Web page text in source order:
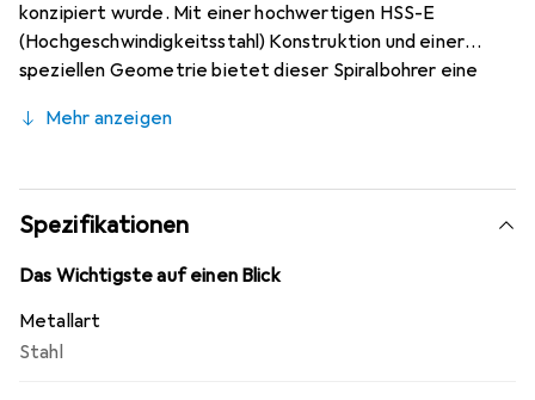
konzipiert wurde. Mit einer hochwertigen HSS-E
(Hochgeschwindigkeitsstahl) Konstruktion und einer
speziellen Geometrie bietet dieser Spiralbohrer eine
Einsatz in rost-, säure- und hitzebeständigen Stählen
Grad, der eine effiziente Spanabnahme ermöglicht und
die Bearbeitung von Materialien mit hoher
Kaltverfestigung erleichtert. Die DIN 338 Norm
gewährleistet, dass der Bohrer den industriellen
bietet. Mit einer Länge von 70 mm und einem
Durchmesser von 3.4 mm ist dieser Spiralbohrer vielseitig
Mehr anzeigen
Spezifikationen
Das Wichtigste auf einen Blick
Metallart
Stahl